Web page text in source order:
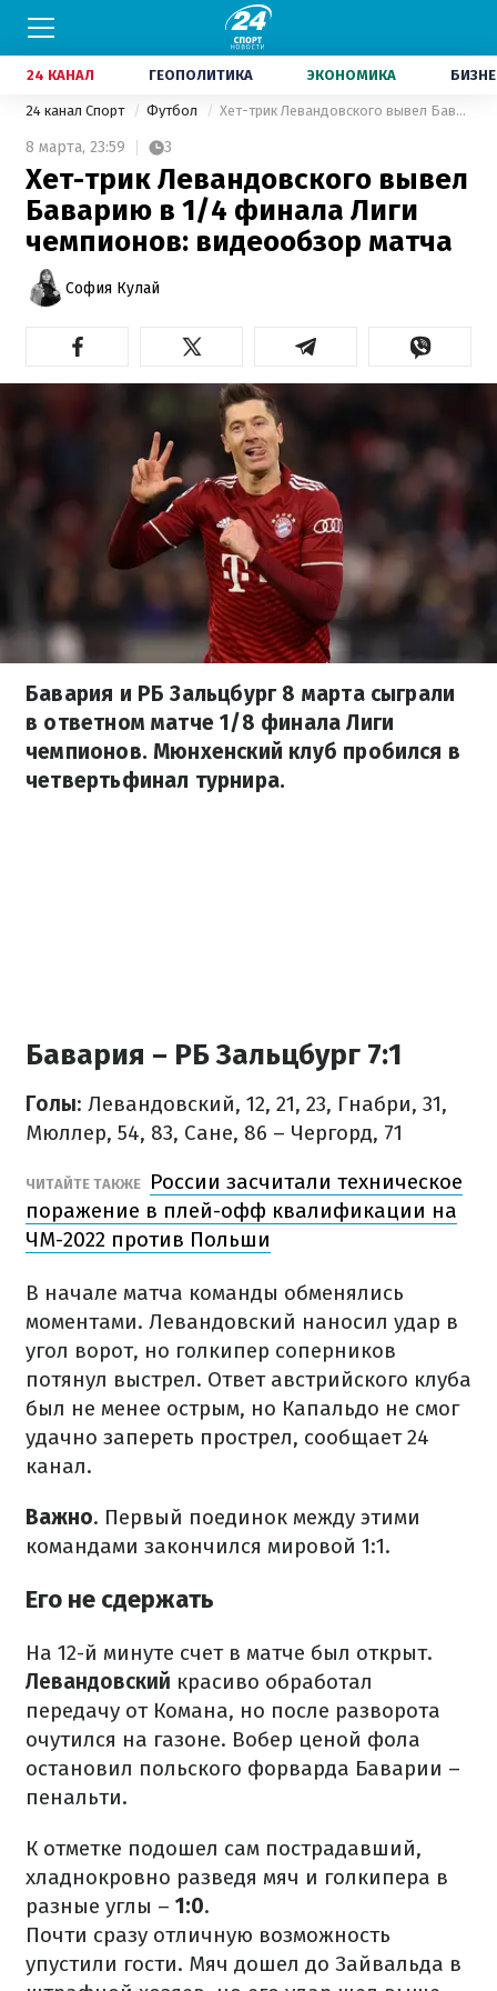
24 КАНАЛ ГЕОПОЛИТИКА ЭКОНОМИКА
24 канал Спорт Футбол Хет-трик Левандовского вывел Баварию в 1/4 финала Лиги чемпионов: видеообзор матча
8 марта, 23:59 3
Хет-трик Левандовского вывел
Баварию в 1/4 финала Лиги
чемпионов: видеообзор матча
София Кулай
Бавария и РБ Зальцбург 8 марта сыграли
в ответном матче 1/8 финала Лиги
чемпионов. Мюнхенский клуб пробился в
четвертьфинал турнира.
Бавария – РБ Зальцбург 7:1
Голы: Левандовский, 12, 21, 23, Гнабри, 31,
Мюллер, 54, 83, Сане, 86 – Чергорд, 71
ЧИТАЙТЕ ТАКЖЕ
России засчитали техническое
поражение в плей-офф квалификации на
ЧМ-2022 против Польши
В начале матча команды обменялись
моментами. Левандовский наносил удар в
угол ворот, но голкипер соперников
потянул выстрел. Ответ австрийского клуба
был не менее острым, но Капальдо не смог
удачно запереть прострел, сообщает 24
канал.
Важно. Первый поединок между этими
командами закончился мировой 1:1.
Его не сдержать
На 12-й минуте счет в матче был открыт.
Левандовский красиво обработал
передачу от Комана, но после разворота
очутился на газоне. Вобер ценой фола
остановил польского форварда Баварии –
пенальти.
К отметке подошел сам пострадавший,
хладнокровно разведя мяч и голкипера в
разные углы – 1:0.
Почти сразу отличную возможность
упустили гости. Мяч дошел до Зайвальда в